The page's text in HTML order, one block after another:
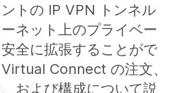
トの IP VPN トンネル
ネット上のプライベー
全に拡張することがで
Connect の注文、
および構成について説